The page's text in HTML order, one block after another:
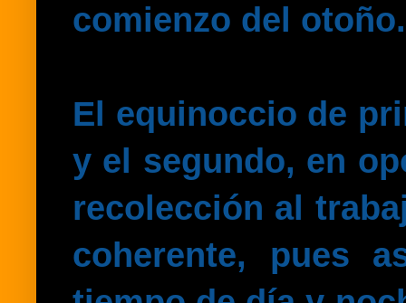
comienzo del
El equinoccio de
y el segundo, en
recolección al
coherente, pues